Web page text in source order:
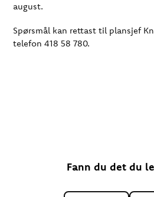
august.
Spørsmål kan rettast til plansjef
telefon 418 58 780.
Fann du det du